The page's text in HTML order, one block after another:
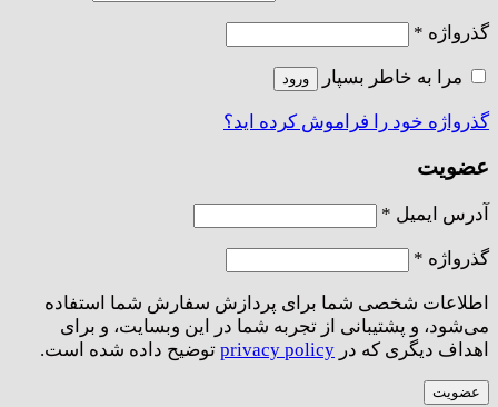
گذرواژه *
مرا به خاطر بسپار ورود
گذرواژه خود را فراموش کرده اید؟
عضویت
آدرس ایمیل *
گذرواژه *
اطلاعات شخصی شما برای پردازش سفارش شما استفاده
می‌شود، و پشتیبانی از تجربه شما در این وبسایت، و برای
اهداف دیگری که در privacy policy توضیح داده شده است.
عضویت